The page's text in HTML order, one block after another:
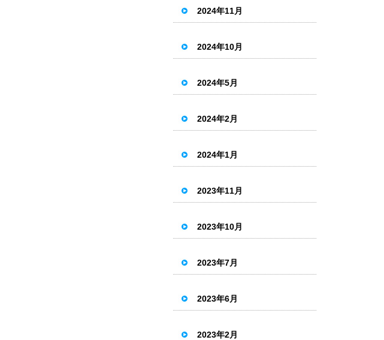
2024年11月
2024年10月
2024年5月
2024年2月
2024年1月
2023年11月
2023年10月
2023年7月
2023年6月
2023年2月